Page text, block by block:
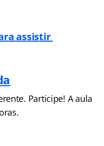
assistir
Participe! A aula